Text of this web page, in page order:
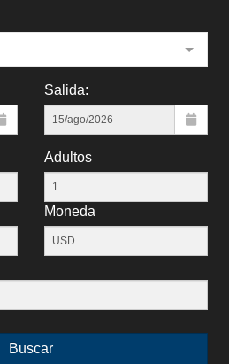
Salida:
Adultos
Moneda
Buscar